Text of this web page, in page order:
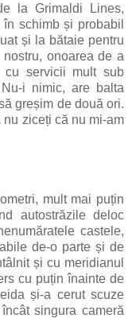
la Grimaldi Lines,
schimb și probabil
și la bătaie pentru
onoarea de a
servicii mult sub
i nimic, are balta
greșim de două ori.
ziceți că nu mi-am
mult mai puțin
autostrăzile deloc
castele,
de-o parte și de
și cu meridianul
cu puțin înainte de
și-a cerut scuze
singura cameră